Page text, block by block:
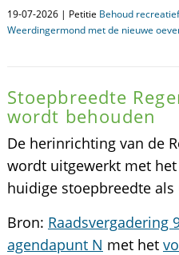
19-07-2026 | Petitie Behoud
Weerdingermond met de nieuwe
Stoepbreedte
wordt behouden
De herinrichting van de
wordt uitgewerkt met
huidige stoepbreedte
Bron: Raadsvergadering
agendapunt N met het